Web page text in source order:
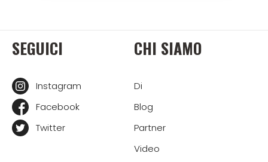
SEGUICI
Instagram
Facebook
Twitter
CHI SIAMO
Di
Blog
Partner
Video